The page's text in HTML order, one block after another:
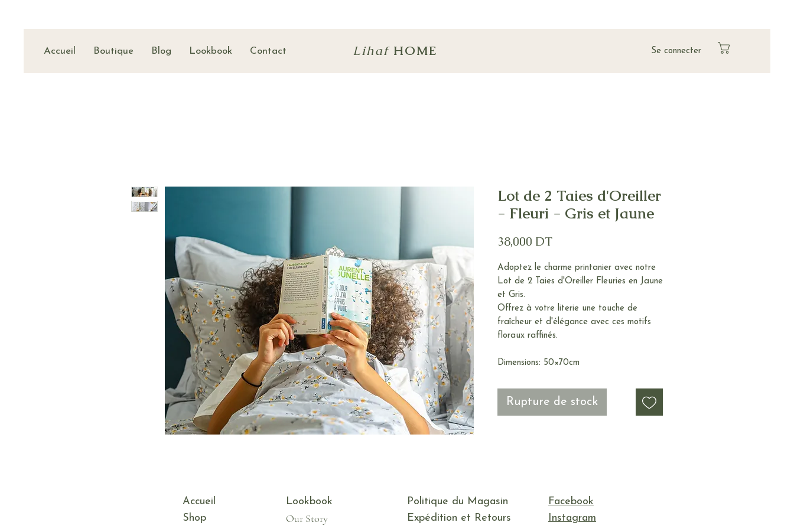
Accueil Boutique Blog Lookbook Contact Lihaf HOME Se connecter
Lot de 2 Taies d'Oreiller
- Fleuri - Gris et Jaune
38,000 DTPrix
Adoptez le charme printanier avec notre
Lot de 2 Taies d'Oreiller Fleuries en Jaune
et Gris.
Offrez à votre literie une touche de
fraîcheur et d'élégance avec ces motifs
floraux raffinés.
Dimensions: 50×70cm
Rupture de stock
Accueil
Shop
Lookbook
Our Story
Politique du Magasin
Expédition et Retours
Facebook
Instagram